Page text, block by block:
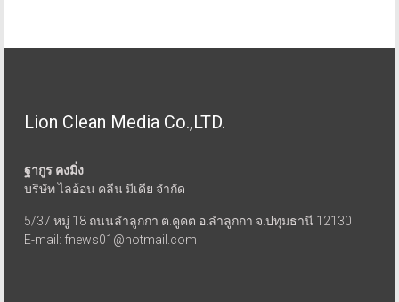
Lion Clean Media Co.,LTD.
ฐากูร คงมิ่ง
บริษัท ไลอ้อน คลีน มีเดีย จำกัด
5/37 หมู่ 18 ถนนลำลูกกา ต.คูคต อ.ลำลูกกา จ.ปทุมธานี 12130
E-mail: fnews01@hotmail.com